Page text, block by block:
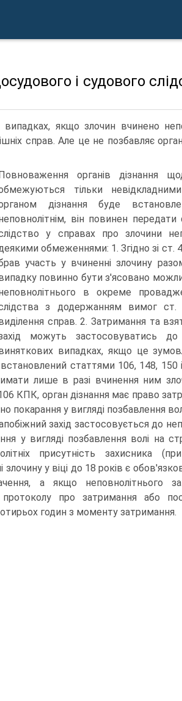
і судового
якщо злочин вчинено
справ. Але це не позбавляє
органів дізнання
тільки
дізнання буде
він повинен
у справах про злочини
обмеженнями: 1. Згідно зі ст.
участь у вчиненні злочину
повинно бути з'ясовано
в окреме
з додержанням вимог
справ. 2. Затримання та
можуть застосовуватись
випадках, якщо це
встановлений статтями 106, 148,
лише в разі вчинення ним
КПК, орган дізнання має право
покарання у вигляді позбавлення
захід застосовується до
у вигляді позбавлення волі на
присутність захисника
у віці до 18 років є
а якщо неповнолітнього
про затримання або
годин з моменту затримання.